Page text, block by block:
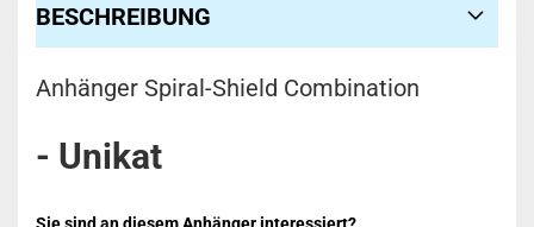
BESCHREIBUNG
Anhänger Spiral-Shield Combination
- Unikat